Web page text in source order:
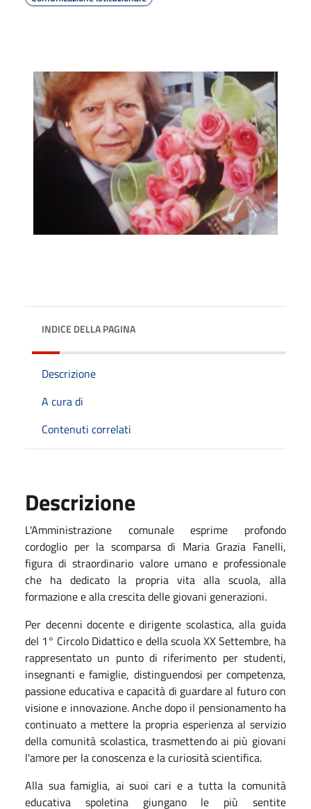
INDICE DELLA PAGINA
Descrizione
A cura di
Contenuti correlati
Descrizione
L'Amministrazione comunale esprime profondo
cordoglio per la scomparsa di Maria Grazia Fanelli,
figura di straordinario valore umano e professionale
che ha dedicato la propria vita alla scuola, alla
formazione e alla crescita delle giovani generazioni.
Per decenni docente e dirigente scolastica, alla guida
del 1° Circolo Didattico e della scuola XX Settembre, ha
rappresentato un punto di riferimento per studenti,
insegnanti e famiglie, distinguendosi per competenza,
passione educativa e capacità di guardare al futuro con
visione e innovazione. Anche dopo il pensionamento ha
continuato a mettere la propria esperienza al servizio
della comunità scolastica, trasmettendo ai più giovani
l'amore per la conoscenza e la curiosità scientifica.
Alla sua famiglia, ai suoi cari e a tutta la comunità
educativa spoletina giungano le più sentite